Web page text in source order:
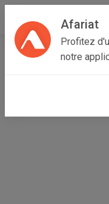
Afariat
Profitez
notre
Accueil Immobilier